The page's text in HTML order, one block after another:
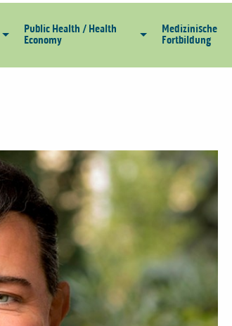
Public Health / Health
Economy
Medizinische
Fortbildung